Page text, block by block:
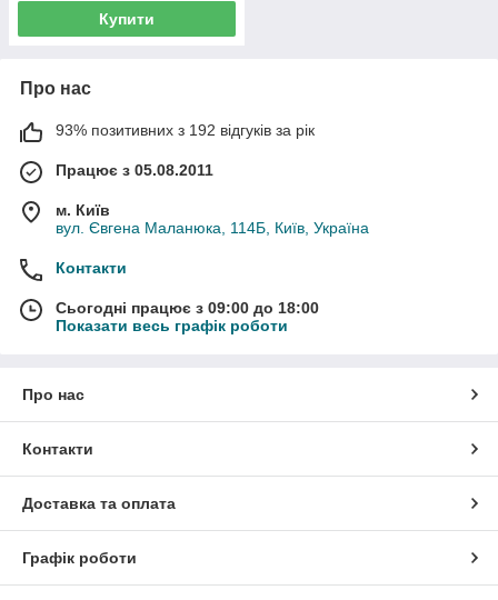
Купити
Про нас
93% позитивних з 192 відгуків за рік
Працює з 05.08.2011
м. Київ
вул. Євгена Маланюка, 114Б, Київ, Україна
Контакти
Сьогодні працює з 09:00 до 18:00
Показати весь графік роботи
Про нас
Контакти
Доставка та оплата
Графік роботи